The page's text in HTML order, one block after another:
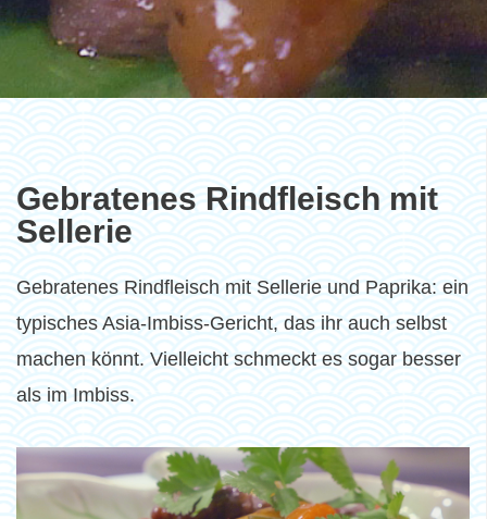
Gebratenes Rindfleisch mit
Sellerie
Gebratenes Rindfleisch mit Sellerie und Paprika: ein
typisches Asia-Imbiss-Gericht, das ihr auch selbst
machen könnt. Vielleicht schmeckt es sogar besser
als im Imbiss.